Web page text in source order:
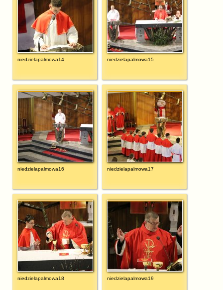
niedzielapalmowa14 niedzielapalmowa15
niedzielapalmowa16 niedzielapalmowa17
niedzielapalmowa18 niedzielapalmowa19